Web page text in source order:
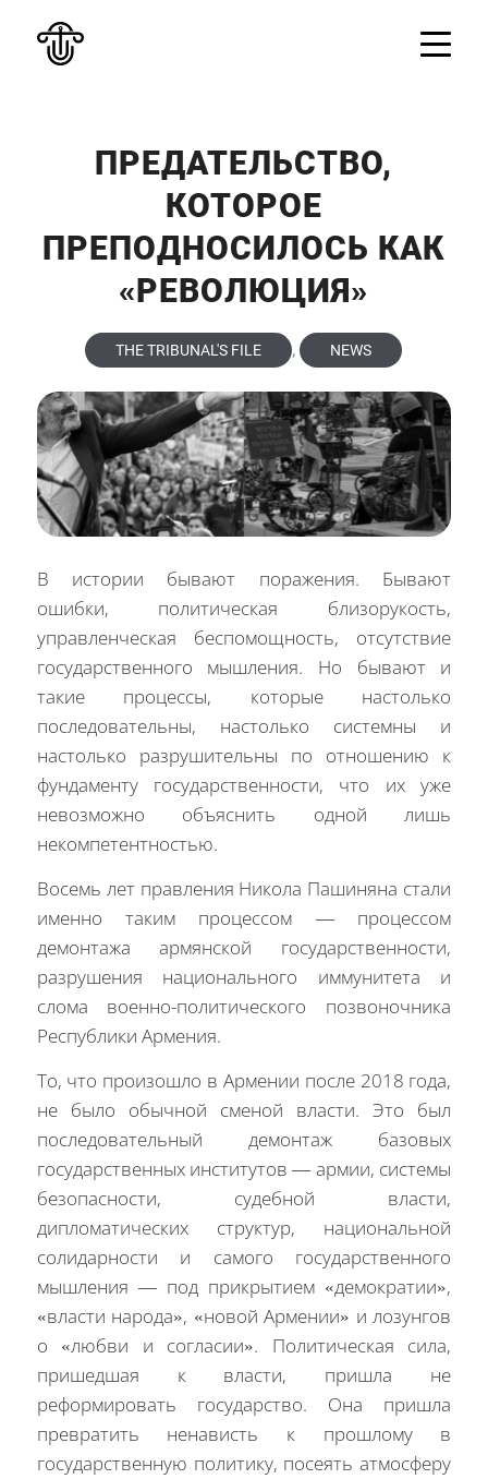
ПРЕДАТЕЛЬСТВО,
КОТОРОЕ
ПРЕПОДНОСИЛОСЬ КАК
«РЕВОЛЮЦИЯ»
THE TRIBUNAL'S FILE , NEWS
В истории бывают поражения. Бывают
ошибки, политическая близорукость,
управленческая беспомощность, отсутствие
государственного мышления. Но бывают и
такие процессы, которые настолько
последовательны, настолько системны и
настолько разрушительны по отношению к
фундаменту государственности, что их уже
невозможно объяснить одной лишь
некомпетентностью.
Восемь лет правления Никола Пашиняна стали
именно таким процессом — процессом
демонтажа армянской государственности,
разрушения национального иммунитета и
слома военно-политического позвоночника
Республики Армения.
То, что произошло в Армении после 2018 года,
не было обычной сменой власти. Это был
последовательный демонтаж базовых
государственных институтов — армии, системы
безопасности, судебной власти,
дипломатических структур, национальной
солидарности и самого государственного
мышления — под прикрытием «демократии»,
«власти народа», «новой Армении» и лозунгов
о «любви и согласии». Политическая сила,
пришедшая к власти, пришла не
реформировать государство. Она пришла
превратить ненависть к прошлому в
государственную политику, посеять атмосферу